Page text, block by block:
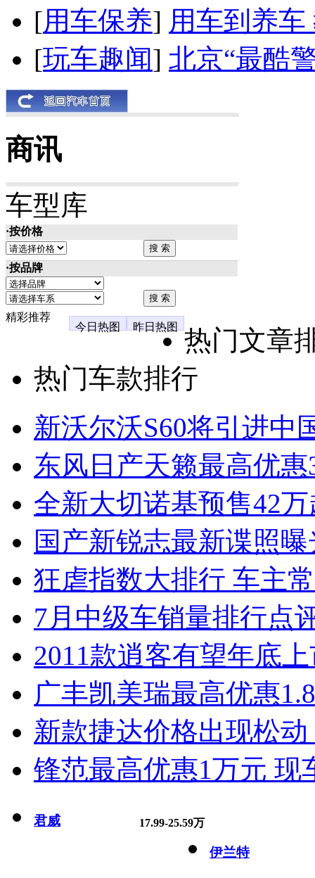
[用车保养] 用车到养
[玩车趣闻] 北京“最酷
商讯
车型库
·按价格
·按品牌
精彩推荐
今日热图
昨日热图
热门文章
热门车款排行
新沃尔沃S60将引进中
东风日产天籁最高优
全新大切诺基预售42
国产新锐志最新谍照
狂虐指数大排行 车主
7月中级车销量排行点
2011款逍客有望年底
广丰凯美瑞最高优惠
新款捷达价格出现松
锋范最高优惠1万元 现
君威 17.99-25.59万
伊兰特